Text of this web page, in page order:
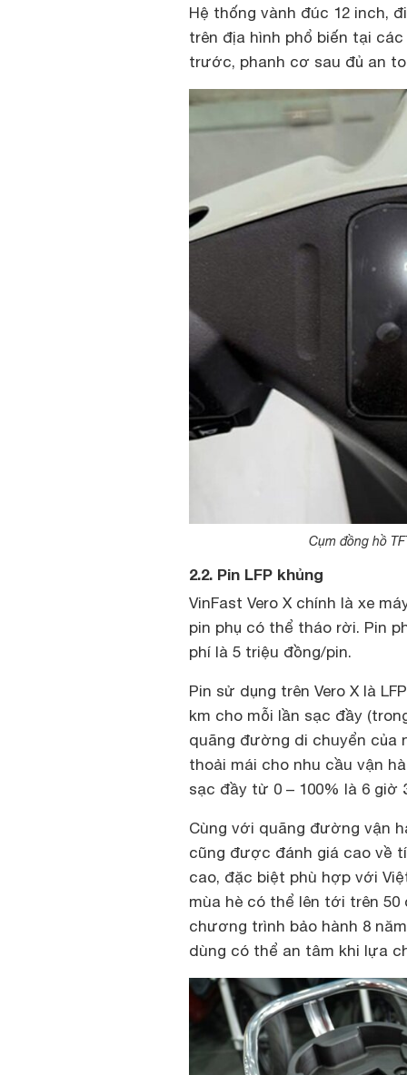
Hệ thống vành đúc 12 inch,
trên địa hình phổ biến tại
trước, phanh cơ sau đủ an
Cụm đồng hồ
2.2. Pin LFP khủng
VinFast Vero X chính là xe
pin phụ có thể tháo rời. Pin
phí là 5 triệu đồng/pin.
Pin sử dụng trên Vero X là
km cho mỗi lần sạc đầy
quãng đường di chuyển của
thoải mái cho nhu cầu vận
sạc đầy từ 0 – 100% là 6 giờ
Cùng với quãng đường vận
cũng được đánh giá cao về
cao, đặc biệt phù hợp với
mùa hè có thể lên tới trên
chương trình bảo hành 8
dùng có thể an tâm khi lựa